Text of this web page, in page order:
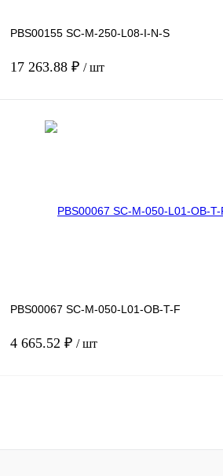
PBS00155 SC-M-250-L08-I-N-S
17 263.88 ₽ / шт
PBS00067 SC-M-050-L01-OB-T-F
4 665.52 ₽ / шт
Купить в 1 клик Сравнение